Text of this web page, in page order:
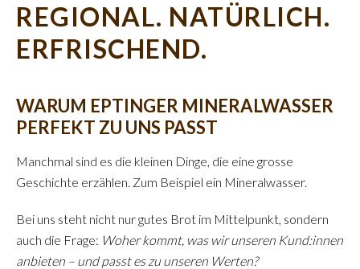
REGIONAL. NATÜRLICH.
ERFRISCHEND.
WARUM EPTINGER MINERALWASSER
PERFEKT ZU UNS PASST
Manchmal sind es die kleinen Dinge, die eine grosse
Geschichte erzählen. Zum Beispiel ein Mineralwasser.
Bei uns steht nicht nur gutes Brot im Mittelpunkt, sondern
auch die Frage: Woher kommt, was wir unseren Kund:innen
anbieten – und passt es zu unseren Werten?